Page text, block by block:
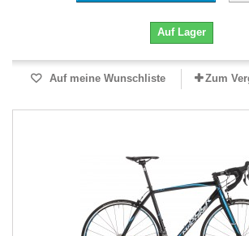
Auf Lager
Auf meine Wunschliste Zum